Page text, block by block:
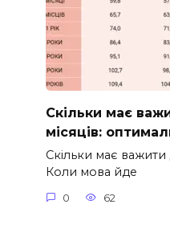
Скільки має
місяців:
Скільки має важити
Коли мова йде
0 62